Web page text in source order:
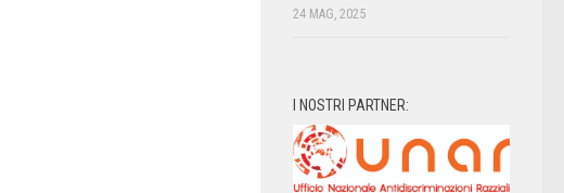
24 MAG, 2025
I NOSTRI PARTNER: